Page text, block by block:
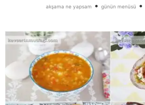
akşama ne yapsam • günün menüsü •